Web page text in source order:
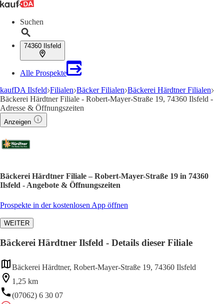
Suchen
74360 Ilsfeld
Alle Prospekte
kaufDA Ilsfeld Filialen Bäcker Filialen Bäckerei Härdtner Filialen
Bäckerei Härdtner Filiale - Robert-Mayer-Straße 19, 74360 Ilsfeld -
Adresse & Öffnungszeiten
Anzeigen
Bäckerei Härdtner Filiale – Robert-Mayer-Straße 19 in 74360
Ilsfeld - Angebote & Öffnungszeiten
Prospekte in der kostenlosen App öffnen
WEITER
Bäckerei Härdtner Ilsfeld - Details dieser Filiale
Bäckerei Härdtner, Robert-Mayer-Straße 19, 74360 Ilsfeld
1,25 km
(07062) 6 30 07